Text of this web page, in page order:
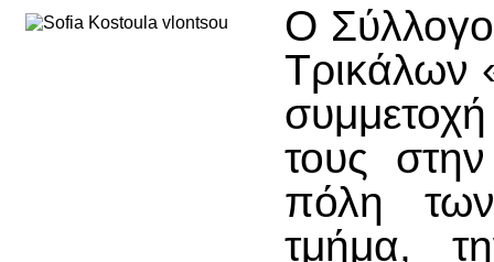
Ο
Τρικάλων
τους
πόλη
τμήμα,